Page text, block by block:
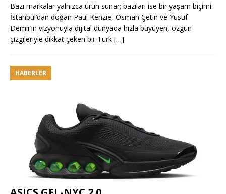
Bazı markalar yalnızca ürün sunar; bazıları ise bir yaşam biçimi.
İstanbul’dan doğan Paul Kenzie, Osman Çetin ve Yusuf
Demir’in vizyonuyla dijital dünyada hızla büyüyen, özgün
çizgileriyle dikkat çeken bir Türk […]
HABERLER